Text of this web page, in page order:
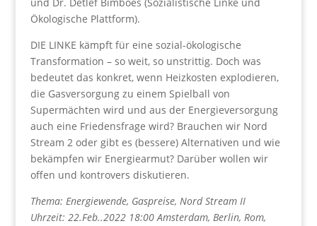
Ökologische Plattform).
DIE LINKE kämpft für eine sozial-ökologische
Transformation – so weit, so unstrittig. Doch was
bedeutet das konkret, wenn Heizkosten explodieren,
die Gasversorgung zu einem Spielball von
Supermächten wird und aus der Energieversorgung
auch eine Friedensfrage wird? Brauchen wir Nord
Stream 2 oder gibt es (bessere) Alternativen und wie
bekämpfen wir Energiearmut? Darüber wollen wir
offen und kontrovers diskutieren.
Thema: Energiewende, Gaspreise, Nord Stream II
Uhrzeit: 22.Feb..2022 18:00 Amsterdam, Berlin, Rom,